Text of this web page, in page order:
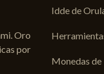
Oro
por
Idde de
Monedas de